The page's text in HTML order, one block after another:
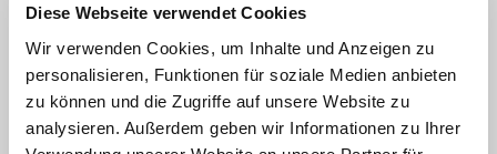
Diese Webseite verwendet Cookies
Wir verwenden Cookies, um Inhalte und Anzeigen zu
personalisieren, Funktionen für soziale Medien anbieten
zu können und die Zugriffe auf unsere Website zu
analysieren. Außerdem geben wir Informationen zu Ihrer
Zentrale Notaufnahme, Information für
Rettungsdienste
www.uniklinik-duesseldorf.de/patienten-
besucher/klinikeninstitutezentren/zentrale-
notaufnahme/informationen-fuer-